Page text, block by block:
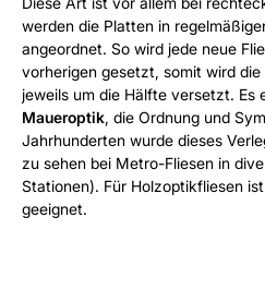
werden die Platten in
angeordnet. So wird jede neue
vorherigen gesetzt, somit wird
jeweils um die Hälfte versetzt. Es
Maueroptik, die Ordnung und
Jahrhunderten wurde dieses
zu sehen bei Metro-Fliesen in
Stationen). Für Holzoptikfliesen
geeignet.